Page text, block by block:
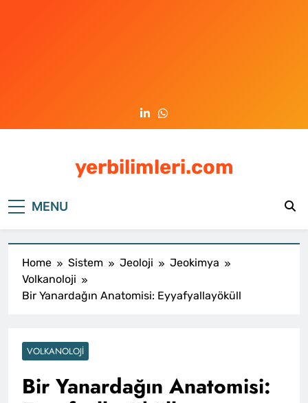
yerbilimleri.com
MENU
Home Sistem Jeoloji
Jeokimya
Volkanoloji
Bir Yanardağın Anatomisi: Eyyafyallayöküll
VOLKANOLOJI
Bir Yanardağın Anatomisi: